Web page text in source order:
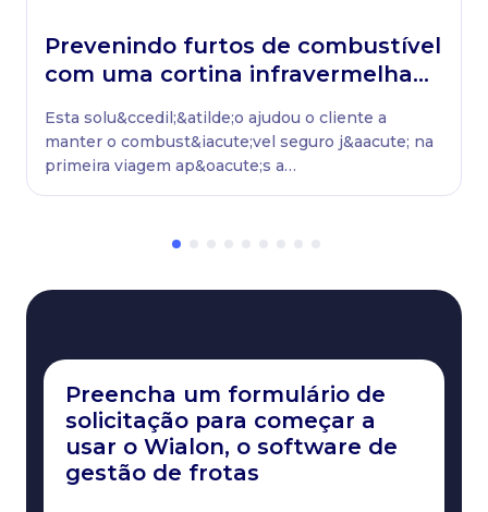
Prevenindo furtos de combustível
com uma cortina infravermelha
Esta solu&ccedil;&atilde;o ajudou o cliente a
manter o combust&iacute;vel seguro j&aacute; na
primeira viagem ap&oacute;s a
combust&iacute;vel. O cliente considerou esse um
imediato.Com o aumento dos pre&ccedil;os dos
seguran&ccedil;a ou uma c&acirc;mera
fotogr&aacute;fica que capture o rosto dos
ladr&otilde;es.
Preencha um formulário de
solicitação para começar a
usar o Wialon, o software de
gestão de frotas